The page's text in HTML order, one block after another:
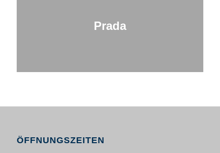
Prada
ÖFFNUNGSZEITEN